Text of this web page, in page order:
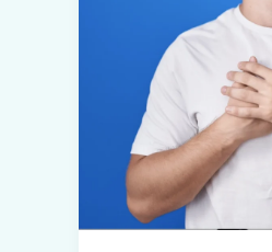
Entrenamiento
Respiratorio
pueden
ayudar
prevenir
el